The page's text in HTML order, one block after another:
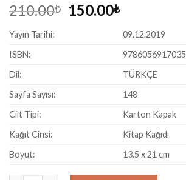
210.00₺
Orijinal
210.00₺.
150.00₺Şu
fiyat:
150.00₺.
Yayın Tarihi:
09.12.2019
ISBN:
9786056917035
Dil:
TÜRKÇE
Sayfa Sayısı:
148
Cilt Tipi:
Karton Kapak
Kağıt Cinsi:
Kitap Kağıdı
Boyut:
13.5 x 21 cm